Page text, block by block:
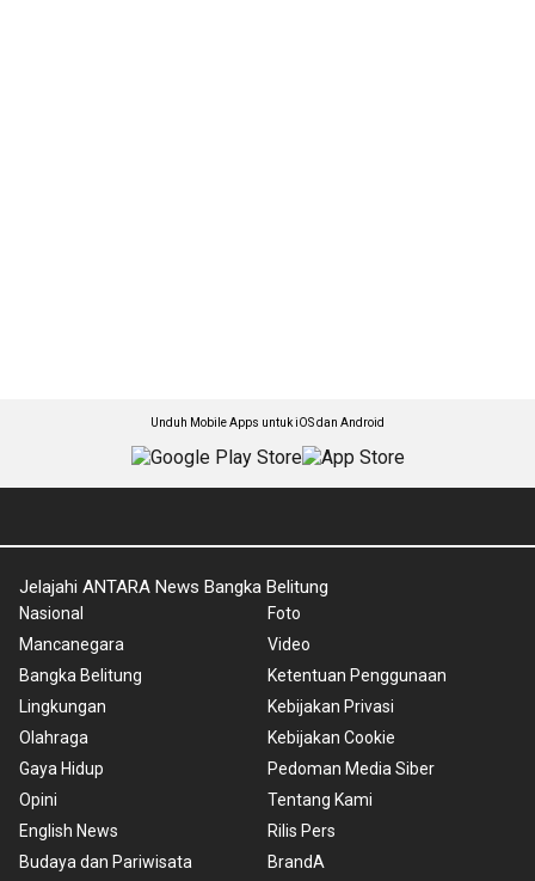
Unduh Mobile Apps untuk iOS dan Android
Jelajahi ANTARA News Bangka Belitung
Nasional
Mancanegara
Bangka Belitung
Lingkungan
Olahraga
Gaya Hidup
Opini
English News
Budaya dan Pariwisata
Foto
Video
Ketentuan Penggunaan
Kebijakan Privasi
Kebijakan Cookie
Pedoman Media Siber
Tentang Kami
Rilis Pers
BrandA